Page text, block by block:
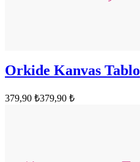
Orkide Kanvas Tablo
379,90 ₺379,90 ₺